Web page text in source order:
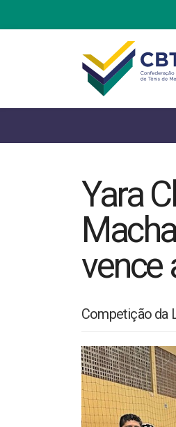
Yara
vence
Competição da